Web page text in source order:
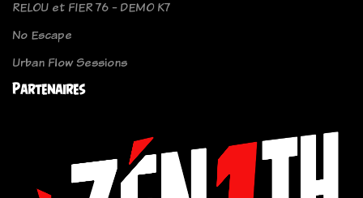
RELOU et FIER 76 - DEMO K7
No Escape
Urban Flow Sessions
Partenaires